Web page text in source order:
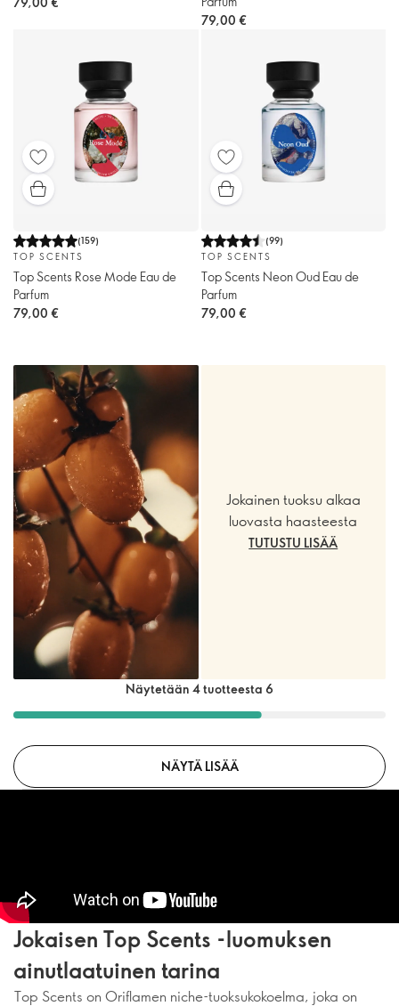
79,00 €
(159)
TOP SCENTS
Top Scents Rose Mode Eau de
Parfum
79,00 €
(99)
TOP SCENTS
Top Scents Neon Oud Eau de
Parfum
79,00 €
Jokainen tuoksu alkaa
luovasta haasteesta
TUTUSTU LISÄÄ
Näytetään 4 tuotteesta 6
NÄYTÄ LISÄÄ
Jokaisen Top Scents -luomuksen
ainutlaatuinen tarina
Top Scents on Oriflamen niche-tuoksukokoelma, joka on